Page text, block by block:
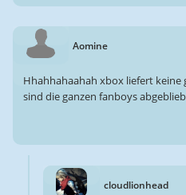
Aomine
Hhahhahaahah xbox liefert keine
sind die ganzen fanboys
cloudlionhead